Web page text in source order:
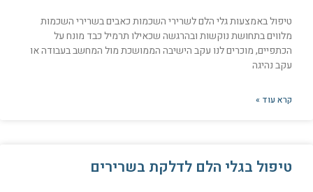
טיפול באמצעות גלי הלם לשרירי השכמות כאבים בשרירי השכמות
מלווים בתחושת נוקשות ובהרגשה שכאילו תרמיל כבד מונח על
הכתפיים, מוכרים לנו עקב הישיבה הממושכת מול המחשב בעבודה או
עקב נהיגה
קרא עוד »
טיפול בגלי הלם לדלקת בשרירים